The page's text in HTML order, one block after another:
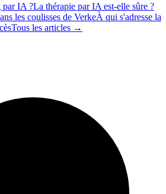
par IA ?La thérapie par IA est-elle sûre ?
les coulisses de VerkeÀ qui s'adresse la
Tous les articles →